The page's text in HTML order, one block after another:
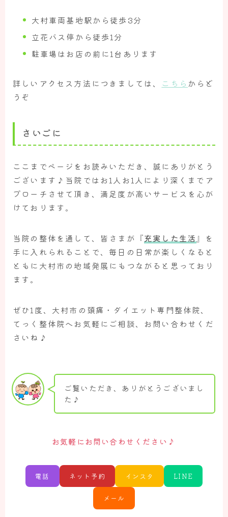
大村車両基地駅から徒歩3分
立花バス停から徒歩1分
駐車場はお店の前に1台あります
詳しいアクセス方法につきましては、 こちら からど
うぞ
さいごに
ここまでページをお読みいただき、誠にありがとう
ございます♪当院ではお1人お1人により深くまでア
プローチさせて頂き、満足度が高いサービスを心が
けております。
当院の整体を通して、皆さまが『充実した生活 』を
手に入れられることで、毎日の日常が楽しくなると
ともに大村市の地域発展にもつながると思っており
ます。
ぜひ1度、大村市の頭痛・ダイエット専門整体院、
てっく整体院へお気軽にご相談、お問い合わせくだ
さいね♪
ご覧いただき、ありがとうございまし
た♪
お気軽にお問い合わせください ♪
電話 ネット予約 インスタ LINE
メール